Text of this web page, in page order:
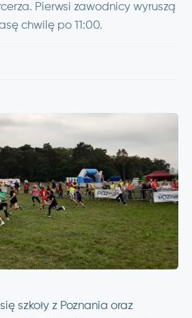
Pierwsi zawodnicy wyruszą
chwilę po 11:00.
szkoły z Poznania oraz